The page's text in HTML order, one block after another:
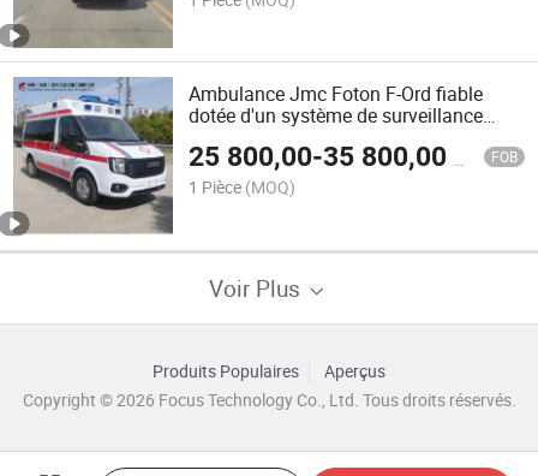
Ambulance Jmc Foton F-Ord fiable
dotée d'un système de surveillance
25 800,00-35 800,00 FOB
1 Pièce (MOQ)
Voir Plus
Produits Populaires
Aperçus
Copyright © 2026 Focus Technology Co., Ltd. Tous droits réservés.